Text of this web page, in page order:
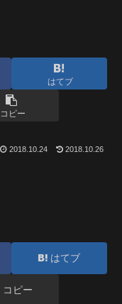
はてブ
コピー
2018.10.24 2018.10.26
はてブ
コピー